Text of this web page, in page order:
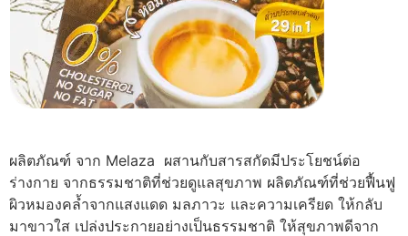
ผลิตภัณฑ์ จาก Melaza ผสานกับสารสกัดมีประโยชน์ต่อ
ร่างกาย จากธรรมชาติที่ช่วยดูแลสุขภาพ ผลิตภัณฑ์ที่ช่วยฟื้นฟู
ผิวหมองคล้ำจากแสงแดด มลภาวะ และความเครียด ให้กลับ
มาขาวใส เปล่งประกายอย่างเป็นธรรมชาติ ให้สุขภาพดีจาก